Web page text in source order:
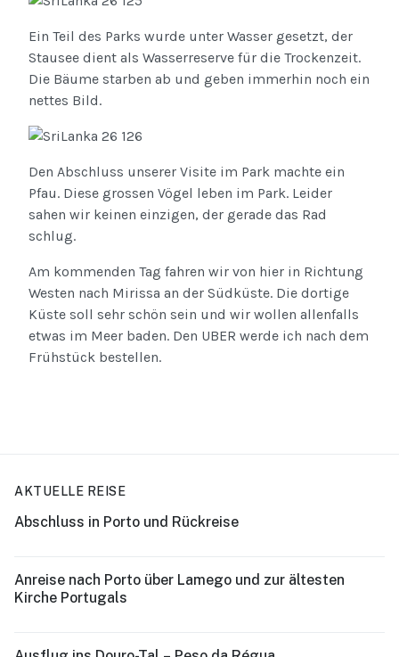
Ein Teil des Parks wurde unter Wasser gesetzt, der
Stausee dient als Wasserreserve für die Trockenzeit.
Die Bäume starben ab und geben immerhin noch ein
nettes Bild.
Den Abschluss unserer Visite im Park machte ein
Pfau. Diese grossen Vögel leben im Park. Leider
sahen wir keinen einzigen, der gerade das Rad
schlug.
Am kommenden Tag fahren wir von hier in Richtung
Westen nach Mirissa an der Südküste. Die dortige
Küste soll sehr schön sein und wir wollen allenfalls
etwas im Meer baden. Den UBER werde ich nach dem
Frühstück bestellen.
AKTUELLE REISE
Abschluss in Porto und Rückreise
Anreise nach Porto über Lamego und zur ältesten
Kirche Portugals